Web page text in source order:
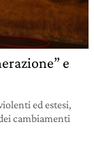
e
ed estesi,
cambiamenti